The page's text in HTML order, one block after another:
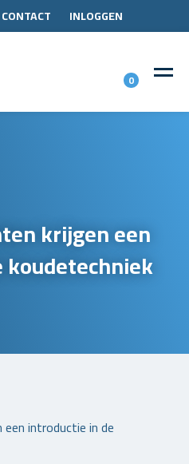
CONTACT INLOGGEN
0
krijgen een
introductie in de